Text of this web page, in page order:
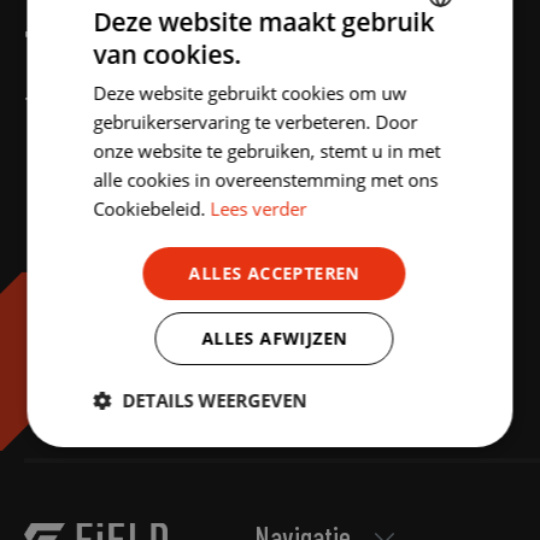
TORPEDO ZELSTAR
Torpedo Zelstar
Deze website maakt gebruik
van cookies.
Deze website gebruikt cookies om uw
gebruikerservaring te verbeteren. Door
onze website te gebruiken, stemt u in met
alle cookies in overeenstemming met ons
Cookiebeleid. Lees verder
ALLES ACCEPTEREN
ALLES AFWIJZEN
DETAILS WEERGEVEN
Strikt
Prestatie Targeting